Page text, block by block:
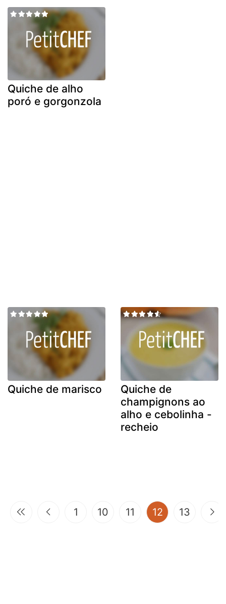
Quiche de alho
poró e gorgonzola
Quiche de marisco
Quiche de
champignons ao
alho e cebolinha -
recheio
1 10 11 12(current)
13